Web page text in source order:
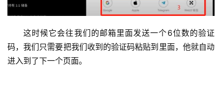
这时候它会往我们的邮箱里面发送一个6位数的验证
码，我们只需要把我们收到的验证码粘贴到里面，他就自动
进入到了下一个页面。